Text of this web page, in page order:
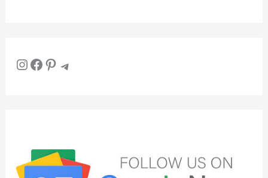
InstagramFacebook Pinterest Telegram